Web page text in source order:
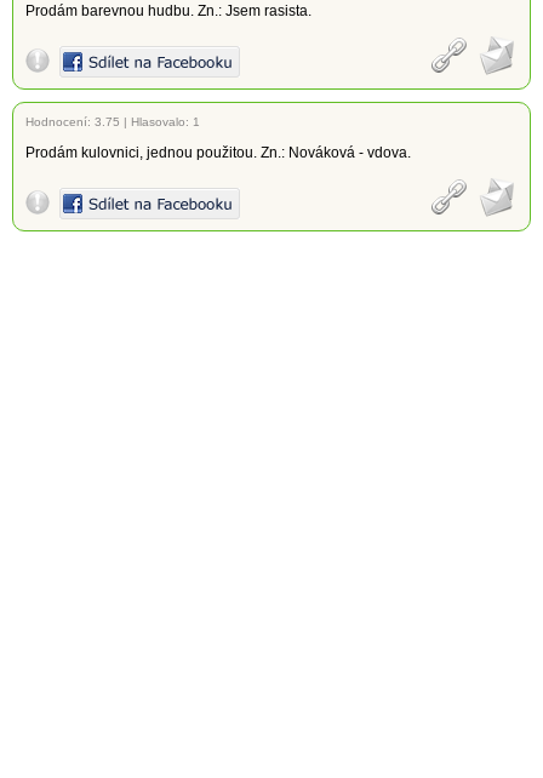
Prodám barevnou hudbu. Zn.: Jsem rasista.
Hodnocení: 3.75 | Hlasovalo: 1
Prodám kulovnici, jednou použitou. Zn.: Nováková - vdova.